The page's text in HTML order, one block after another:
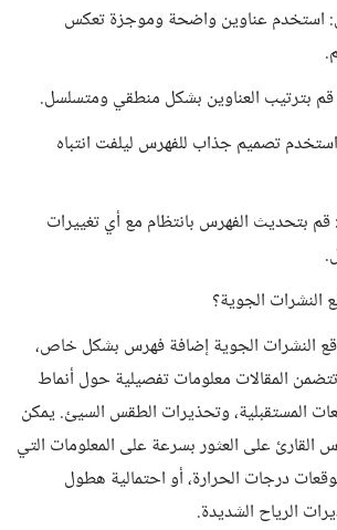
استخدم عناوين واضحة وموجزة تعكس
بترتيب العناوين بشكل منطقي ومتسلسل.
تصميم جذاب للفهرس ليلفت انتباه
بتحديث الفهرس بانتظام مع أي تغييرات
الجوية؟
النشرات الجوية إضافة فهرس بشكل خاص،
المقالات معلومات تفصيلية حول أنماط
المستقبلية، وتحذيرات الطقس السيئ. يمكن
القارئ على العثور بسرعة على المعلومات التي
درجات الحرارة، أو احتمالية هطول
الرياح الشديدة.